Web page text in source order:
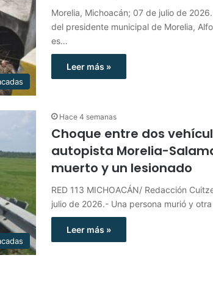
Morelia, Michoacán; 07 de julio de
del presidente municipal de Morelia,
es…
Leer más »
Hace 4 semanas
Choque entre dos
autopista Morelia-
muerto y un lesionado
RED 113 MICHOACÁN/ Redacción
julio de 2026.- Una persona murió y
Leer más »